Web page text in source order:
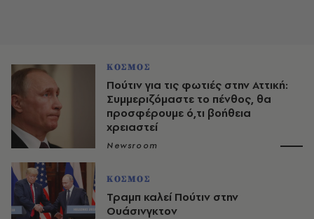
ΚΟΣΜΟΣ
Πούτιν για τις φωτιές στην Αττική:
Συμμεριζόμαστε το πένθος, θα
προσφέρουμε ό,τι βοήθεια
χρειαστεί
Newsroom
ΚΟΣΜΟΣ
Τραμπ καλεί Πούτιν στην
Ουάσινγκτον